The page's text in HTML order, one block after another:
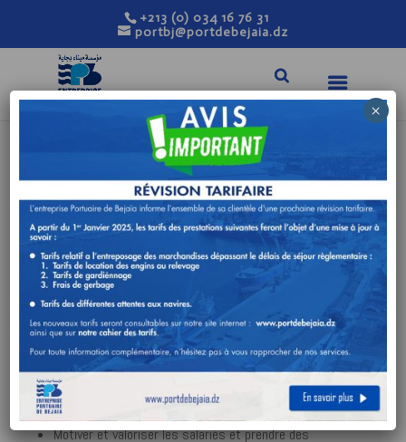
+213 (0) 034 16 76 31
portbj@portdebejaia.dz
Promouvoir le développement économique et être un
outil de facilitation des échanges internationaux.
Contribuer de façon marquante à la prospérité de la
ville.
Valoriser notre hinterland en améliorant la
compétitivité de nos différents clients (Imprortateurs,
exportateurs et chargeurs) ayant recours au port de
Béjaia.
Garantir l’efficacité, l’efficience, la transparence et la
facilité opérationnelle de nos procédures, ce doit être
un port facile pour les opérateurs de l’hinterland.
Motiver et valoriser les salariés et prendre des
×